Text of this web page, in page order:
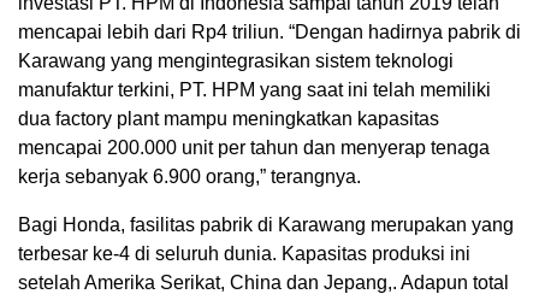
mencapai lebih dari Rp4 triliun. “Dengan hadirnya pabrik di
Karawang yang mengintegrasikan sistem teknologi
manufaktur terkini, PT. HPM yang saat ini telah memiliki
dua factory plant mampu meningkatkan kapasitas
mencapai 200.000 unit per tahun dan menyerap tenaga
kerja sebanyak 6.900 orang,” terangnya.
Bagi Honda, fasilitas pabrik di Karawang merupakan yang
terbesar ke-4 di seluruh dunia. Kapasitas produksi ini
setelah Amerika Serikat, China dan Jepang,. Adapun total